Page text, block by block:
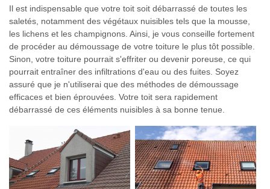
Il est indispensable que votre toit soit débarrassé de toutes les
saletés, notamment des végétaux nuisibles tels que la mousse,
les lichens et les champignons. Ainsi, je vous conseille fortement
de procéder au démoussage de votre toiture le plus tôt possible.
Sinon, votre toiture pourrait s'effriter ou devenir poreuse, ce qui
pourrait entraîner des infiltrations d'eau ou des fuites. Soyez
assuré que je n'utiliserai que des méthodes de démoussage
efficaces et bien éprouvées. Votre toit sera rapidement
débarrassé de ces éléments nuisibles à sa bonne tenue.